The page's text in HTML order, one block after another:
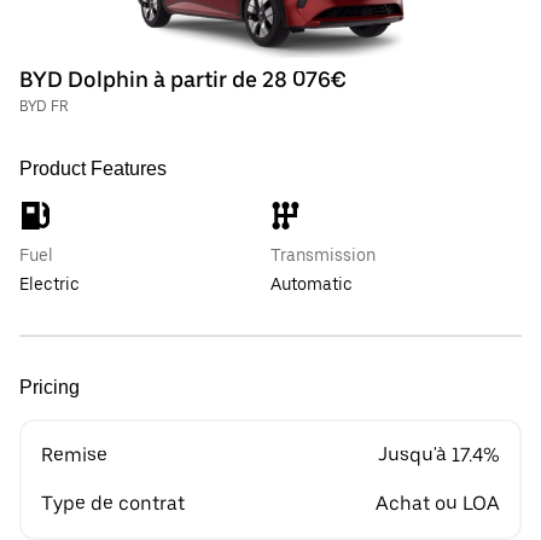
BYD Dolphin à partir de 28 076€
BYD FR
Product Features
Fuel
Electric
Transmission
Automatic
Pricing
Remise Jusqu'à 17.4%
Type de contrat Achat ou LOA